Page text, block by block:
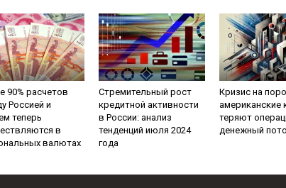
90% расчетов
Россией и
теперь
в
валютах
Стремительный рост
кредитной активности
в России: анализ
тенденций июля 2024
года
Кризис на
американские
теряют
денежный